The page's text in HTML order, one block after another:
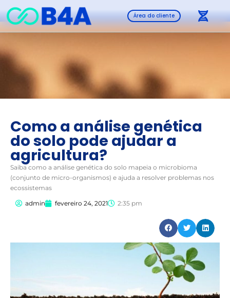
Área do cliente
Como a análise genética
do solo pode ajudar a
agricultura?
Saiba como a análise genética do solo mapeia o microbioma
(conjunto de micro-organismos) e ajuda a resolver problemas nos
ecossistemas
admin
fevereiro 24, 2021 2:35 pm